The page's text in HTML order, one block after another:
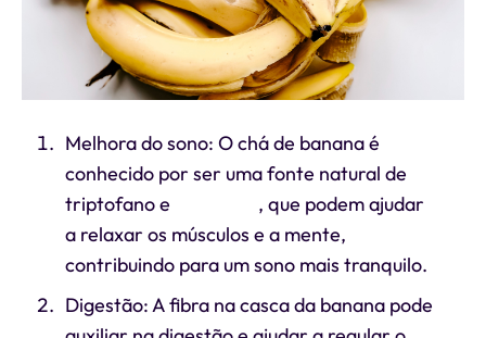
Melhora do sono: O chá de banana é
conhecido por ser uma fonte natural de
triptofano e
, que podem ajudar
a relaxar os músculos e a mente,
contribuindo para um sono mais tranquilo.
Digestão: A fibra na casca da banana pode